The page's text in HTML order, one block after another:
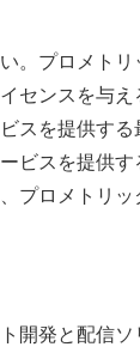
。プロメト
センスを与え
スを提供する
ビスを提供
プロメトリッ
開発と配信ソ